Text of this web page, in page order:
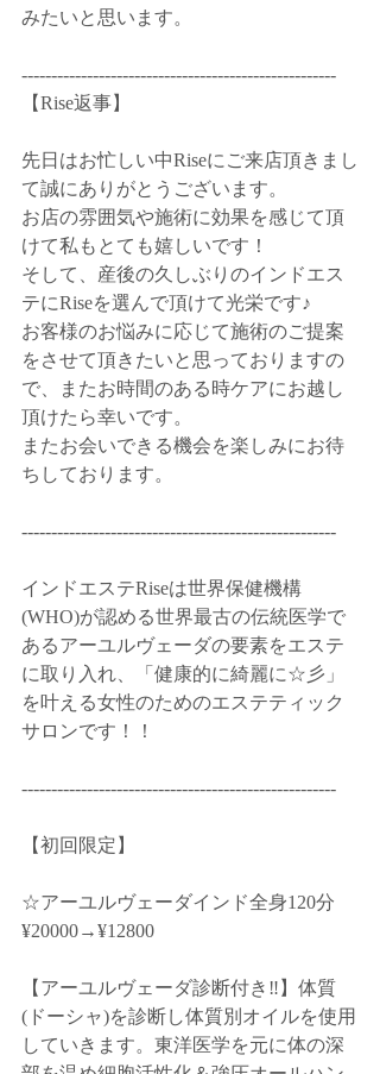
みたいと思います。
-----------------------------------------------------
【Rise返事】
先日はお忙しい中Riseにご来店頂きまし
て誠にありがとうございます。
お店の雰囲気や施術に効果を感じて頂
けて私もとても嬉しいです！
そして、産後の久しぶりのインドエス
テにRiseを選んで頂けて光栄です♪
お客様のお悩みに応じて施術のご提案
をさせて頂きたいと思っておりますの
で、またお時間のある時ケアにお越し
頂けたら幸いです。
またお会いできる機会を楽しみにお待
ちしております。
-----------------------------------------------------
インドエステRiseは世界保健機構
(WHO)が認める世界最古の伝統医学で
あるアーユルヴェーダの要素をエステ
に取り入れ、「健康的に綺麗に☆彡」
を叶える女性のためのエステティック
サロンです！！
-----------------------------------------------------
【初回限定】
☆アーユルヴェーダインド全身120分
¥20000→¥12800
【アーユルヴェーダ診断付き‼️】体質
(ドーシャ)を診断し体質別オイルを使用
していきます。東洋医学を元に体の深